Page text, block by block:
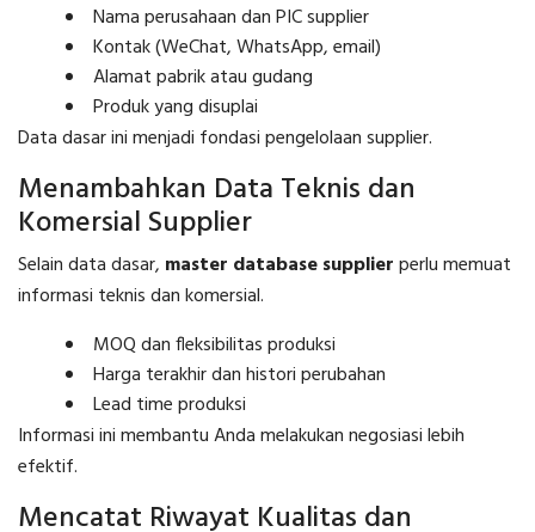
Nama perusahaan dan PIC supplier
Kontak (WeChat, WhatsApp, email)
Alamat pabrik atau gudang
Produk yang disuplai
Data dasar ini menjadi fondasi pengelolaan supplier.
Menambahkan Data Teknis dan
Komersial Supplier
Selain data dasar, master database supplierperlu memuat
informasi teknis dan komersial.
MOQ dan fleksibilitas produksi
Harga terakhir dan histori perubahan
Lead time produksi
Informasi ini membantu Anda melakukan negosiasi lebih
efektif.
Mencatat Riwayat Kualitas dan